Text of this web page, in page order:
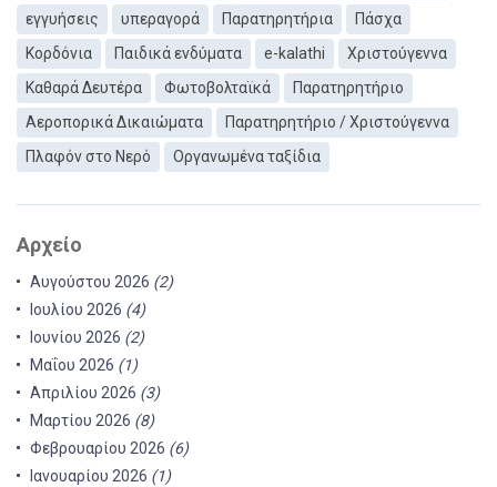
εγγυήσεις
υπεραγορά Παρατηρητήρια
Πάσχα
Κορδόνια
Παιδικά ενδύματα e-kalathi
Χριστούγεννα
Καθαρά Δευτέρα
Φωτοβολταϊκά
Παρατηρητήριο
Αεροπορικά Δικαιώματα
Παρατηρητήριο / Χριστούγεννα
Πλαφόν στο Νερό
Οργανωμένα ταξίδια
Αρχείο
Αυγούστου 2026 (2)
Ιουλίου 2026 (4)
Ιουνίου 2026 (2)
Μαΐου 2026 (1)
Απριλίου 2026 (3)
Μαρτίου 2026 (8)
Φεβρουαρίου 2026 (6)
Ιανουαρίου 2026 (1)